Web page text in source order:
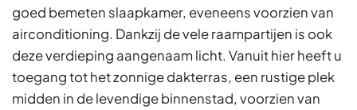
goed bemeten slaapkamer, eveneens voorzien van
airconditioning. Dankzij de vele raampartijen is ook
deze verdieping aangenaam licht. Vanuit hier heeft u
toegang tot het zonnige dakterras, een rustige plek
midden in de levendige binnenstad, voorzien van